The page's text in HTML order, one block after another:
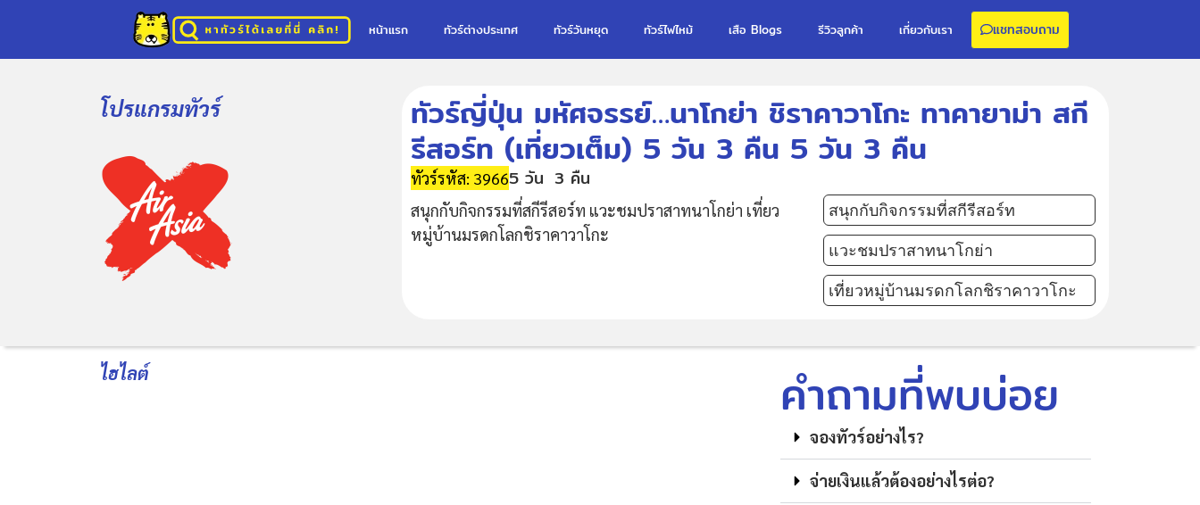
หน้าแรก ทัวร์ต่างประเทศ ทัวร์วันหยุด ทัวร์ไฟไหม้ เสือ Blogs รีวิวลูกค้า เกี่ยวกับเรา แชทสอบถาม
โปรแกรมทัวร์
ทัวร์ญี่ปุ่น มหัศจรรย์…นาโกย่า ชิราคาวาโกะ ทาคายาม่า สกี
รีสอร์ท (เที่ยวเต็ม) 5 วัน 3 คืน 5 วัน 3 คืน
ทัวร์รหัส: 39665 วัน 3 คืน
สนุกกับกิจกรรมที่สกีรีสอร์ท แวะชมปราสาทนาโกย่า เที่ยว
หมู่บ้านมรดกโลกชิราคาวาโกะ
สนุกกับกิจกรรมที่สกีรีสอร์ท
แวะชมปราสาทนาโกย่า
เที่ยวหมู่บ้านมรดกโลกชิราคาวาโกะ
ไฮไลต์ คำถามที่พบบ่อย
จองทัวร์อย่างไร?
จ่ายเงินแล้วต้องอย่างไรต่อ?